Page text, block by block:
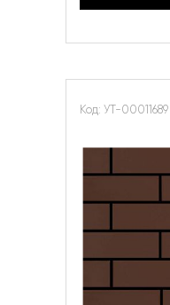
Код: УТ-00011689